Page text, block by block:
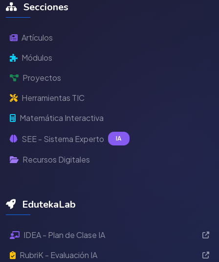
Secciones
Artículos
Módulos
Proyectos
Herramientas TIC
Matemática Interactiva
SEE - Sistema Experto IA
Recursos Digitales
EdutekaLab
IDEA - Plan de Clase IA
RubriK - Evaluación IA